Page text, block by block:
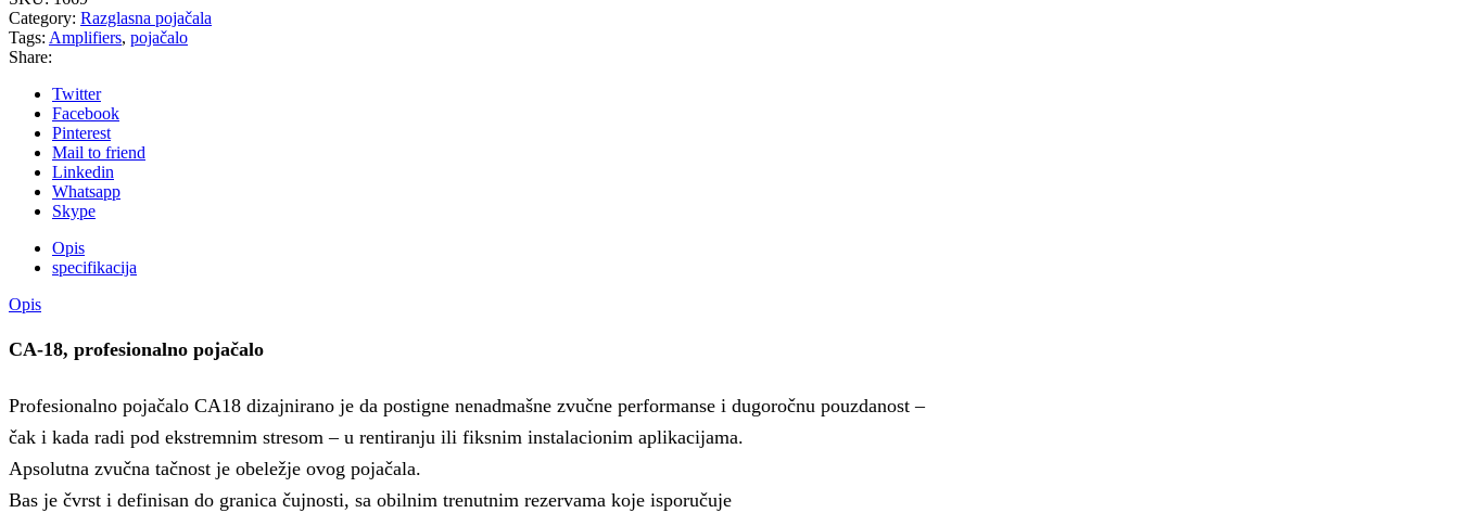
Category: Razglasna pojačala
Tags: Amplifiers, pojačalo
Share:
Twitter
Facebook
Pinterest
Mail to friend
Linkedin
Whatsapp
Skype
Opis
specifikacija
Opis
CA-18, profesionalno pojačalo
Profesionalno pojačalo CA18 dizajnirano je da postigne nenadmašne zvučne performanse i dugoročnu pouzdanost –
čak i kada radi pod ekstremnim stresom – u rentiranju ili fiksnim instalacionim aplikacijama.
Apsolutna zvučna tačnost je obeležje ovog pojačala.
Bas je čvrst i definisan do granica čujnosti, sa obilnim trenutnim rezervama koje isporučuje